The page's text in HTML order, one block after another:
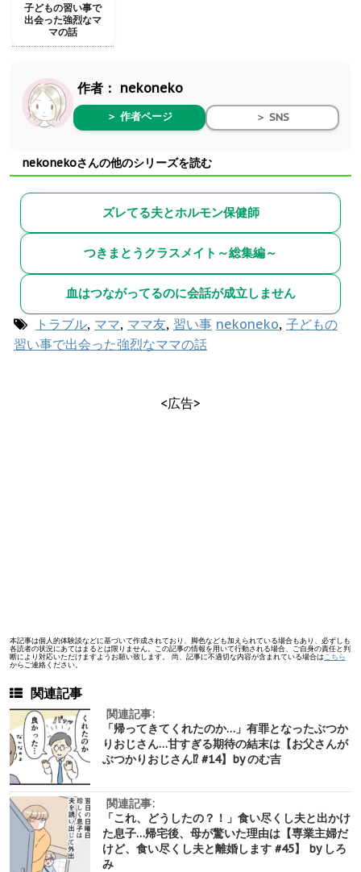
子どもの習い事で
出会った強烈なマ
マの話
作者： nekoneko
＞ 作者ページ ＞ SNS
nekonekoさんの他のシリーズを読む
ズレてる夫とホルモン保健師
つきまとうクラスメイト～総集編～
血はつながってるのに会話が成立しません
トラブル, ママ, ママ友, 習い事 nekoneko, 子どもの
習い事で出会った強烈なママの話
<広告>
本記事は個人的体験談などに基づいて作成されており、脚色なども加えられている場合もあり、必ずしも
各読者の状況にあてはまるとは限りません。この記事の情報を用いて行動される場合、ご自身の責任と判
断により対応いただけますようお願い致します。 尚、記事に不適切な内容が含まれている場合は こちら
からご連絡ください。
関連記事
関連記事:
「帰ってきてくれたのか…」有罪となったぶつか
りおじさん…甘すぎる期待の結末は【お父さんが
ぶつかりおじさん⁉︎ #14】by のむ吉
関連記事:
「これ、どうしたの？！」食い尽くし夫と出かけ
た息子…帰宅後、母が驚いた理由は【専業主婦だ
けど、食い尽くし夫と離婚します #45】 by しろ
み